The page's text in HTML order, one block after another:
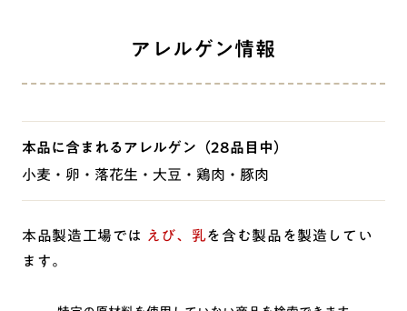
アレルゲン情報
本品に含まれるアレルゲン （28品目中）
小麦・卵・落花生・大豆・鶏肉・豚肉
本品製造工場では えび、乳を含む製品を製造してい
ます。